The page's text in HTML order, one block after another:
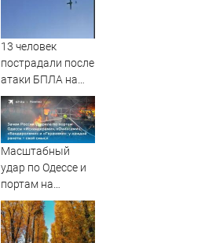
13 человек
пострадали после
атаки БПЛА на
российский город
Масштабный
удар по Одессе и
портам на
Украине:
Последние
новости,